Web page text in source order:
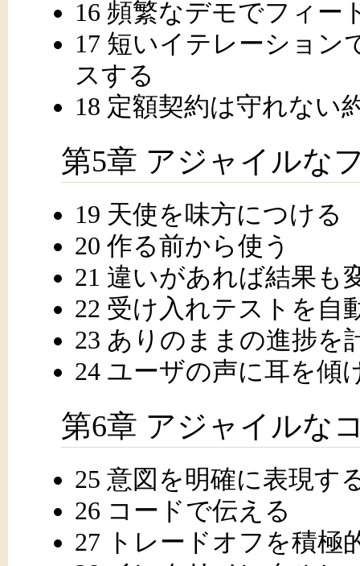
16 頻繁なデモでフィー
17 短いイテレーション
スする
18 定額契約は守れない
第5章 アジャイルな
19 天使を味方につける
20 作る前から使う
21 違いがあれば結果も
22 受け入れテストを自
23 ありのままの進捗を
24 ユーザの声に耳を傾
第6章 アジャイルな
25 意図を明確に表現す
26 コードで伝える
27 トレードオフを積極